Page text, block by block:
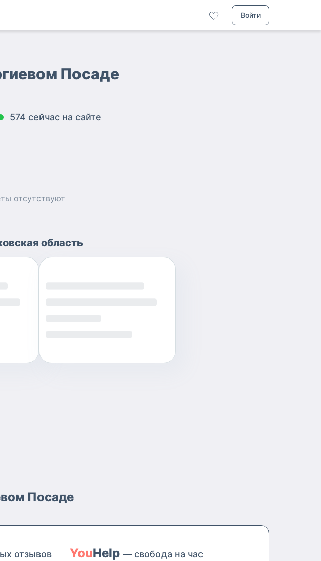
Войти
Посаде
574 сейчас на сайте
отсутствуют
область
Посаде
отзывов YouHelp — свобода на час